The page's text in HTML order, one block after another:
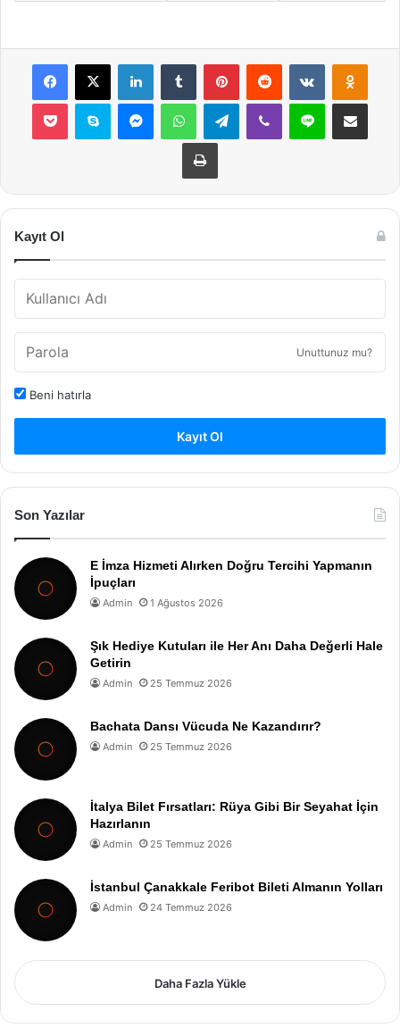
Facebook
X LinkedInTumblr PinterestReddit VKontakte
Pocket Skype MessengerWhatsAppTelegramViber Line E-Posta ile
Yazdır
Kayıt Ol
Unuttunuz mu?
Beni hatırla
Kayıt Ol
Son Yazılar
E İmza Hizmeti Alırken Doğru Tercihi Yapmanın
İpuçları
Admin 1 Ağustos 2026
Şık Hediye Kutuları ile Her Anı Daha Değerli Hale
Getirin
Admin 25 Temmuz 2026
Bachata Dansı Vücuda Ne Kazandırır?
Admin 25 Temmuz 2026
İtalya Bilet Fırsatları: Rüya Gibi Bir Seyahat İçin
Hazırlanın
Admin 25 Temmuz 2026
İstanbul Çanakkale Feribot Bileti Almanın Yolları
Admin 24 Temmuz 2026
Daha Fazla Yükle